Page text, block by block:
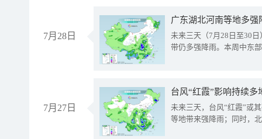
7月28日
广东湖北河南等地多
未来三天（7月28日至30
带仍多强降雨。本周中东
7月27日
台风“红霞”影响持续
未来三天，台风“红霞”或
等地带来强降雨；同时，